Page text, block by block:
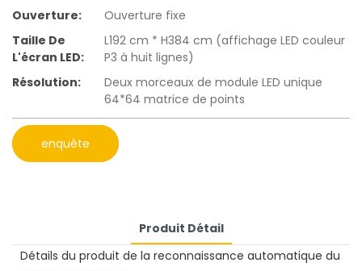
Ouverture:
Ouverture fixe
Taille De
L'écran LED:
L192 cm * H384 cm (affichage LED couleur
P3 à huit lignes)
Résolution:
Deux morceaux de module LED unique
64*64 matrice de points
enquête
Produit Détail
Détails du produit de la reconnaissance automatique du